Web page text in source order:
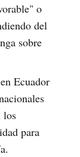
o
del
sobre
Ecuador
los
para